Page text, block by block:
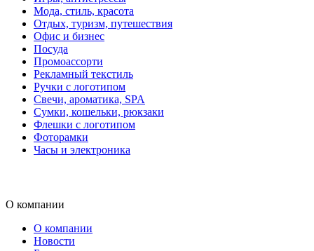
Мода, стиль, красота
Отдых, туризм, путешествия
Офис и бизнес
Посуда
Промоассорти
Рекламный текстиль
Ручки с логотипом
Свечи, ароматика, SPA
Сумки, кошельки, рюкзаки
Флешки с логотипом
Фоторамки
Часы и электроника
О компании
О компании
Новости